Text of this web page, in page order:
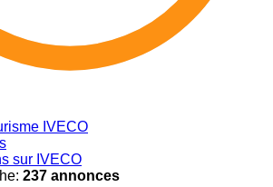
IVECO
sur IVECO
237 annonces